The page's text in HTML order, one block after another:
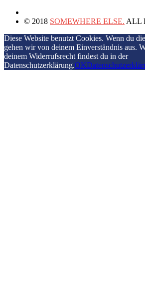
© 2018 SOMEWHERE ELSE. ALL
Diese Website benutzt Cookies. Wenn du
gehen wir von deinem Einverständnis aus.
deinem Widerrufsrecht findest du in der
Datenschutzerklärung.OK